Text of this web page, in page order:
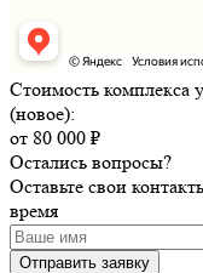
Стоимость комплекса
(новое):
от 80 000 ₽
Остались вопросы?
Оставьте свои
время
Отправить заявку